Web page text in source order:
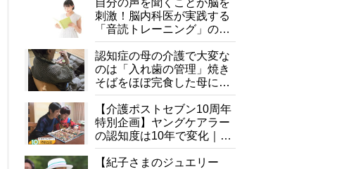
自分の声を聞くことが脳を
刺激！脳内科医が実践する
「音読トレーニング」の極
意
認知症の母の介護で大変な
のは「入れ歯の管理」焼き
そばをほぼ完食した母に息
子が血の気が引いた理由
【介護ポストセブン10周年
特別企画】ヤングケアラー
の認知度は10年で変化｜流
行語大賞にノミネート、法
律にも明記されたが果たし
【紀子さまのジュエリー